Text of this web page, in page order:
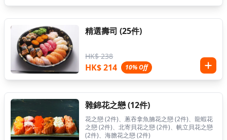
精選壽司 (25件)
HK$ 238
HK$ 214 10% Off
雜錦花之戀 (12件)
花之戀 (2件)、蔥吞拿魚腩花之戀 (2件)、龍蝦花
之戀 (2件)、北寄貝花之戀 (2件)、帆立貝花之戀
(2件)、海膽花之戀 (2件)